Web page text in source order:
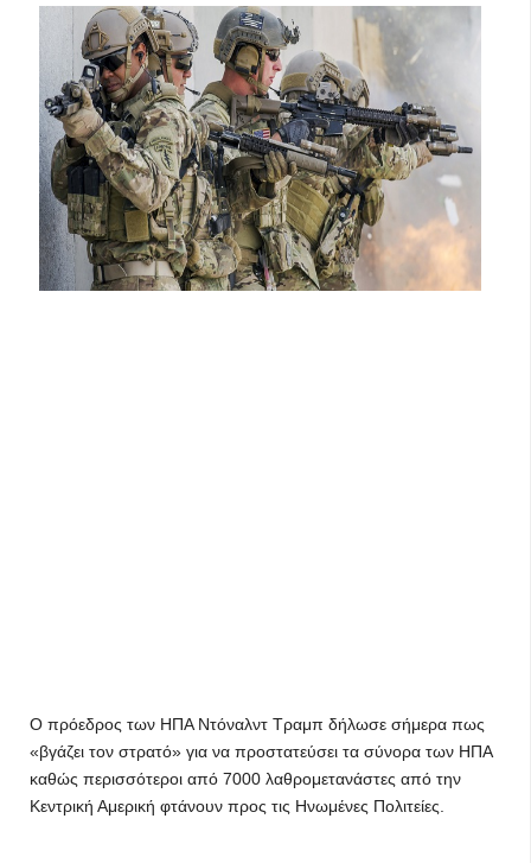
Ο πρόεδρος των ΗΠΑ Ντόναλντ Τραμπ δήλωσε σήμερα πως
«βγάζει τον στρατό» για να προστατεύσει τα σύνορα των ΗΠΑ
καθώς περισσότεροι από 7000 λαθρομετανάστες από την
Κεντρική Αμερική φτάνουν προς τις Ηνωμένες Πολιτείες.